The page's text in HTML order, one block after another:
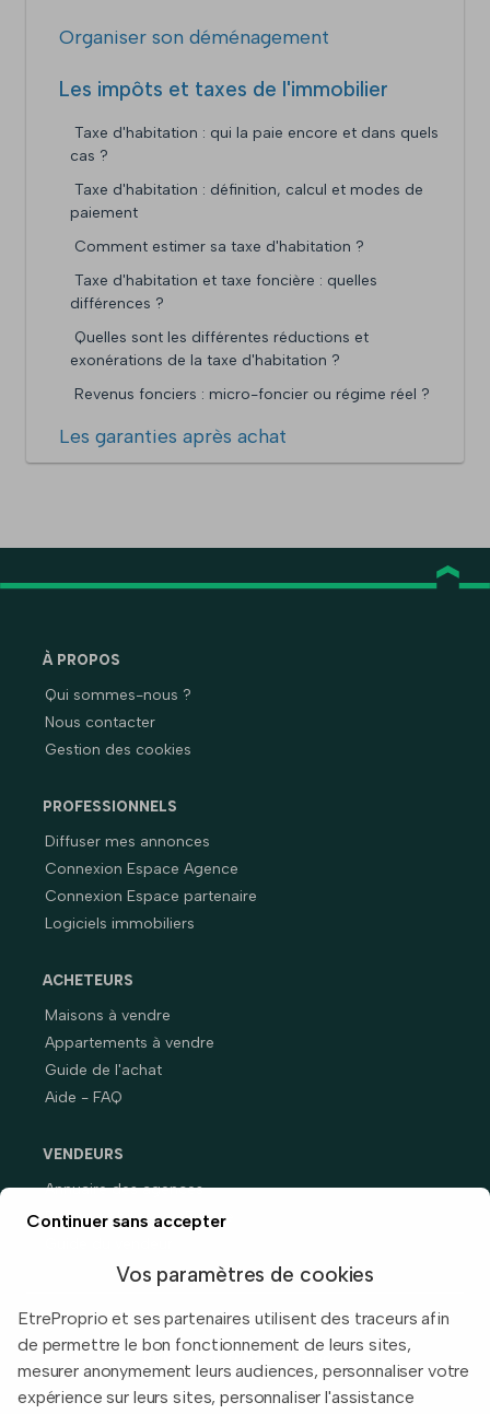
Organiser son déménagement
Les impôts et taxes de l'immobilier
Taxe d'habitation : qui la paie encore et dans quels
cas ?
Taxe d'habitation : définition, calcul et modes de
paiement
Comment estimer sa taxe d'habitation ?
Taxe d'habitation et taxe foncière : quelles
différences ?
Quelles sont les différentes réductions et
exonérations de la taxe d'habitation ?
Revenus fonciers : micro-foncier ou régime réel ?
Les garanties après achat
À PROPOS
Qui sommes-nous ?
Nous contacter
Gestion des cookies
PROFESSIONNELS
Diffuser mes annonces
Connexion Espace Agence
Connexion Espace partenaire
Logiciels immobiliers
ACHETEURS
Maisons à vendre
Appartements à vendre
Guide de l'achat
Aide - FAQ
VENDEURS
Annuaire des agences
Prix immobiliers en France
Informations légales
Continuer sans accepter
Vos paramètres de cookies
EtreProprio et ses partenaires utilisent des traceurs afin
de permettre le bon fonctionnement de leurs sites,
mesurer anonymement leurs audiences, personnaliser votre
expérience sur leurs sites, personnaliser l'assistance